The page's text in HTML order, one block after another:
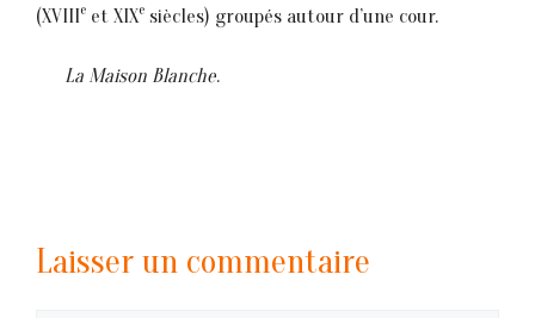
(XVIIIe et XIXe siècles) groupés autour d’une cour.
La Maison Blanche.
Laisser un commentaire